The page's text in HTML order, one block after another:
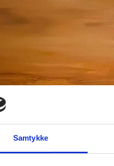
Samtykke